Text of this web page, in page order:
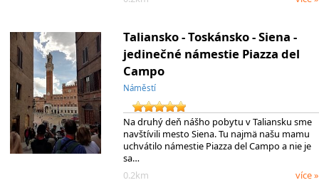
Taliansko - Toskánsko - Siena -
jedinečné námestie Piazza del
Campo
Náměstí
Na druhý deň nášho pobytu v Taliansku sme
navštívili mesto Siena. Tu najmä našu mamu
uchvátilo námestie Piazza del Campo a nie je
sa…
0.2km
více »